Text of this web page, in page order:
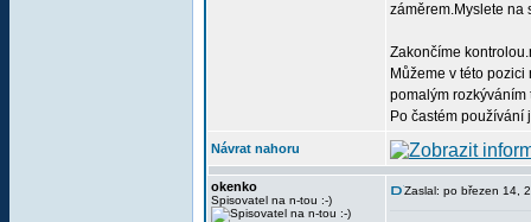
záměrem.Myslete na
Zakončíme
Můžeme v této
pomalým
Po častém používání
Návrat nahoru
okenko
Spisovatel na n-tou :-)
Zaslal: po březen 14,